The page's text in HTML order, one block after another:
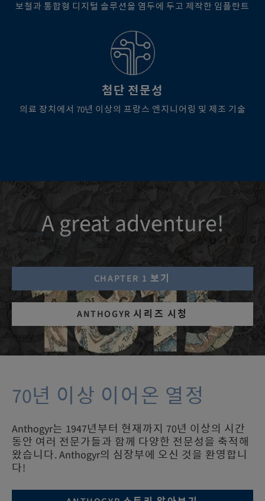
보철과 통합형 디지털 솔루션을 염두에 두고 제작한 임플란트
첨단 전문성
의료 장치에서 70년 이상의 프랑스 엔지니어링 및 제조 기술
A great adventure!
CHAPTER 1 보기
ANTHOGYR 시리즈 시청
70년 이상 이어온 열정
Anthogyr는 1947년부터 현재까지 70년 이상의 시간
동안 여러 전문가들과 함께 다양한 전문성을 축적해
왔습니다. Anthogyr의 심장부에 오신 것을 환영합니
다!